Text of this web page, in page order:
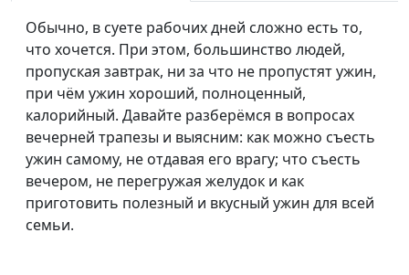
Обычно, в суете рабочих дней сложно есть то,
что хочется. При этом, большинство людей,
пропуская завтрак, ни за что не пропустят ужин,
при чём ужин хороший, полноценный,
калорийный. Давайте разберёмся в вопросах
вечерней трапезы и выясним: как можно съесть
ужин самому, не отдавая его врагу; что съесть
вечером, не перегружая желудок и как
приготовить полезный и вкусный ужин для всей
семьи.
Библейский словарь: Второе пришествие #195
Библейский словарь: Надежда #194
Библейский словарь: Братолюбие
Библейский словарь: Общение
Библейский словарь: Воздержание
Библейский словарь: Кротость